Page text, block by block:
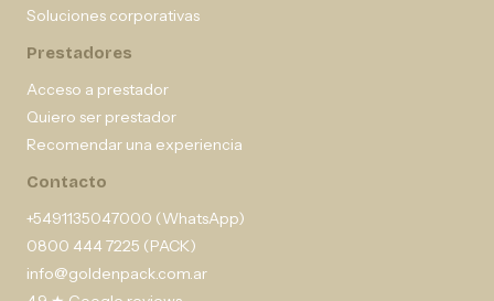
Soluciones corporativas
Prestadores
Acceso a prestador
Quiero ser prestador
Recomendar una experiencia
Contacto
+5491135047000 (WhatsApp)
0800 444 7225 (PACK)
info@goldenpack.com.ar